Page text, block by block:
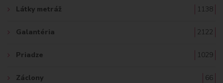
Látky metráž 1138
Galantéria 2122
Priadze 1029
Záclony 66